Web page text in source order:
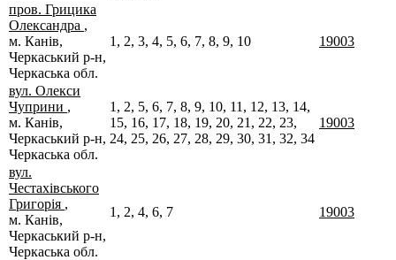
пров. Грицика
Олександра ,
м. Канів,
Черкаський р-н,
Черкаська обл.
1, 2, 3, 4, 5, 6, 7, 8, 9, 10 19003
вул. Олекси
Чуприни ,
м. Канів,
Черкаський р-н,
Черкаська обл.
1, 2, 5, 6, 7, 8, 9, 10, 11, 12, 13, 14,
15, 16, 17, 18, 19, 20, 21, 22, 23,
24, 25, 26, 27, 28, 29, 30, 31, 32, 34
19003
вул.
Честахівського
Григорія ,
м. Канів,
Черкаський р-н,
Черкаська обл.
1, 2, 4, 6, 7 19003